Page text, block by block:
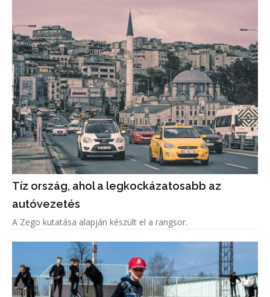
Tíz ország, ahol a legkockázatosabb az
autóvezetés
A Zego kutatása alapján készült el a rangsor.